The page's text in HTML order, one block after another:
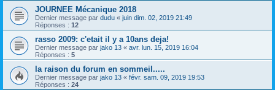
JOURNEE Mécanique 2018
Dernier message par dudu « juin dim. 02, 2019 21:49
Réponses : 12
rasso 2009: c'etait il y a 10ans deja!
Dernier message par jako 13 « avr. lun. 15, 2019 16:04
Réponses : 5
la raison du forum en sommeil.....
Dernier message par jako 13 « févr. sam. 09, 2019 19:53
Réponses : 24